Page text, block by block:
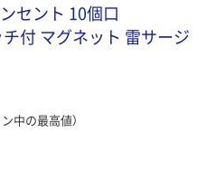
セント 10個口
付 マグネット 雷サージ
中の最高値）